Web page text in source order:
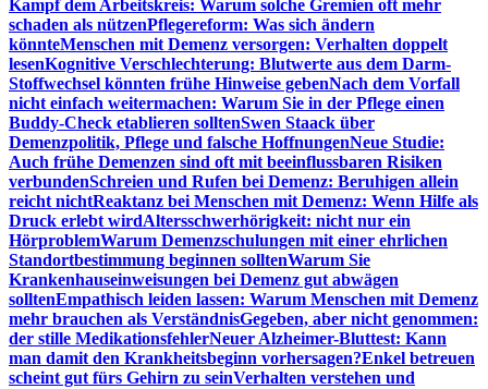
Kampf dem Arbeitskreis: Warum solche Gremien oft mehr
schaden als nützenPflegereform: Was sich ändern
könnteMenschen mit Demenz versorgen: Verhalten doppelt
lesenKognitive Verschlechterung: Blutwerte aus dem Darm-
Stoffwechsel könnten frühe Hinweise gebenNach dem Vorfall
nicht einfach weitermachen: Warum Sie in der Pflege einen
Buddy-Check etablieren solltenSwen Staack über
Demenzpolitik, Pflege und falsche HoffnungenNeue Studie:
Auch frühe Demenzen sind oft mit beeinflussbaren Risiken
verbundenSchreien und Rufen bei Demenz: Beruhigen allein
reicht nichtReaktanz bei Menschen mit Demenz: Wenn Hilfe als
Druck erlebt wirdAltersschwerhörigkeit: nicht nur ein
HörproblemWarum Demenzschulungen mit einer ehrlichen
Standortbestimmung beginnen solltenWarum Sie
Krankenhauseinweisungen bei Demenz gut abwägen
solltenEmpathisch leiden lassen: Warum Menschen mit Demenz
mehr brauchen als VerständnisGegeben, aber nicht genommen:
der stille MedikationsfehlerNeuer Alzheimer-Bluttest: Kann
man damit den Krankheitsbeginn vorhersagen?Enkel betreuen
scheint gut fürs Gehirn zu seinVerhalten verstehen und